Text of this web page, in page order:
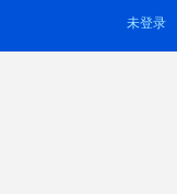
未登录